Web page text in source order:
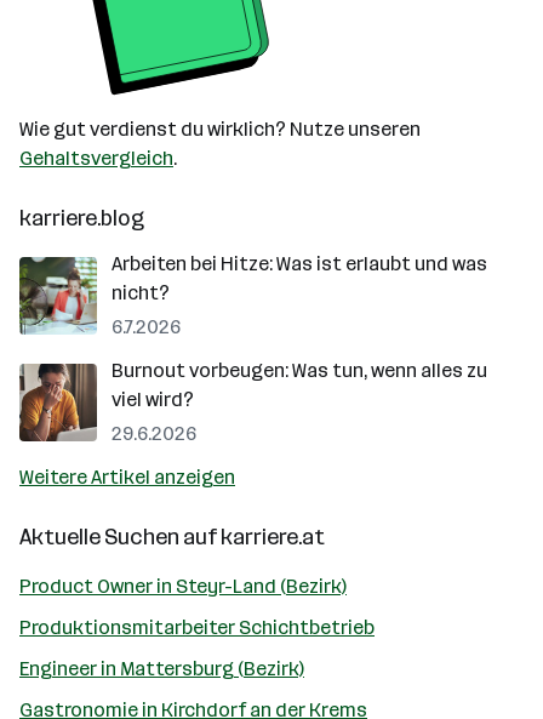
Wie gut verdienst du wirklich? Nutze unseren
Gehaltsvergleich.
karriere.blog
Arbeiten bei Hitze: Was ist erlaubt und was
nicht?
6.7.2026
Burnout vorbeugen: Was tun, wenn alles zu
viel wird?
29.6.2026
Weitere Artikel anzeigen
Aktuelle Suchen aufkarriere.at
Product Owner in Steyr-Land (Bezirk)
Produktionsmitarbeiter Schichtbetrieb
Engineer in Mattersburg (Bezirk)
Gastronomie in Kirchdorf an der Krems